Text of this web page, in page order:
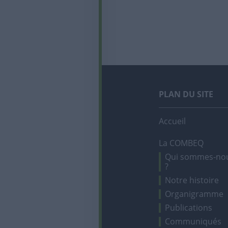
PLAN DU SITE
Accueil
La COMBEQ
Qui sommes-
?
Notre histoire
Organigramme
Publications
Communiqués